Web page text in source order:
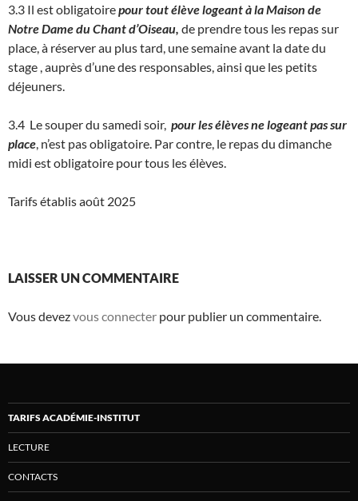
3.3 Il est obligatoirepour tout élève logeant à la Maison de
Notre Dame du Chant d’Oiseau, de prendre tous les repas sur
place, à réserver au plus tard, une semaine avant la date du
stage , auprès d’une des responsables, ainsi que les petits
déjeuners.
3.4 Le souper du samedi soir, pour les élèves ne logeant pas sur
place, n’est pas obligatoire. Par contre, le repas du dimanche
midi est obligatoire pour tous les élèves.
Tarifs établis août 2025
LAISSER UN COMMENTAIRE
Vous devezvous connecter pour publier un commentaire.
TARIFS ACADÉMIE-INSTITUT
LECTURE
CONTACTS